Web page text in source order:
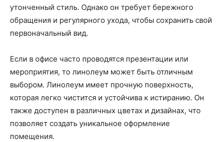
утонченный стиль. Однако он требует бережного
обращения и регулярного ухода, чтобы сохранить свой
первоначальный вид.
Если в офисе часто проводятся презентации или
мероприятия, то линолеум может быть отличным
выбором. Линолеум имеет прочную поверхность,
которая легко чистится и устойчива к истиранию. Он
также доступен в различных цветах и дизайнах, что
позволяет создать уникальное оформление
помещения.